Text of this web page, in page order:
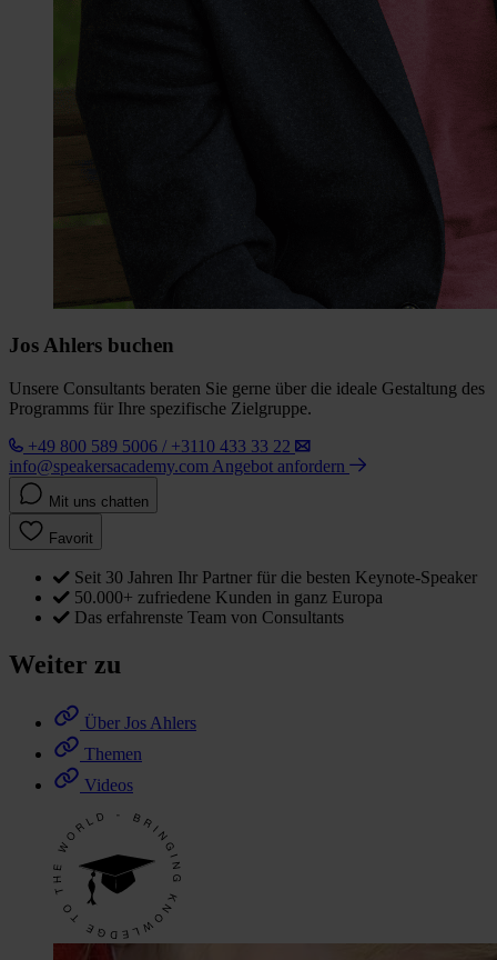
Jos Ahlers buchen
Unsere Consultants beraten Sie gerne über die ideale Gestaltung des
Programms für Ihre spezifische Zielgruppe.
+49 800 589 5006 / +3110 433 33 22
info@speakersacademy.com Angebot anfordern
Mit uns chatten
Favorit
Seit 30 Jahren Ihr Partner für die besten Keynote-Speaker
50.000+ zufriedene Kunden in ganz Europa
Das erfahrenste Team von Consultants
Weiter zu
Über Jos Ahlers
Themen
Videos